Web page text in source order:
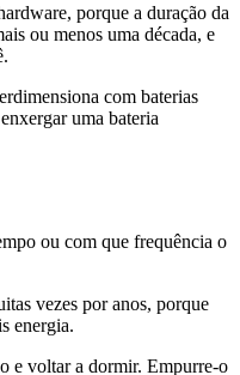
porque a duração da
ou menos uma década, e
com baterias
uma bateria
ou com que frequência o
vezes por anos, porque
energia.
e voltar a dormir. Empurre-o